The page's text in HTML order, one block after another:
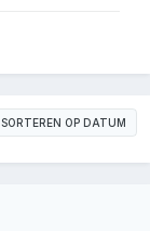
SORTEREN OP DATUM